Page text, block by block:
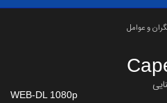
و عوامل
WEB-DL 1080p